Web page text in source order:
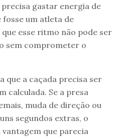
gastar energia de
fosse um atleta de
esse ritmo não pode ser
sem comprometer o
que a caçada precisa ser
calculada. Se a presa
muda de direção ou
segundos extras, o
que parecia